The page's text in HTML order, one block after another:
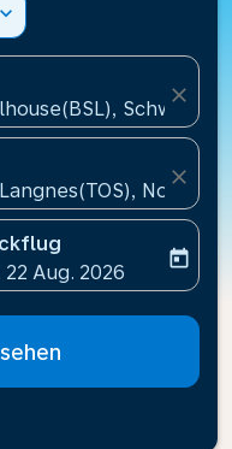
expand_more
Schweiz
close
close
aria-labelreturn-date-
22 Aug. 2026
today